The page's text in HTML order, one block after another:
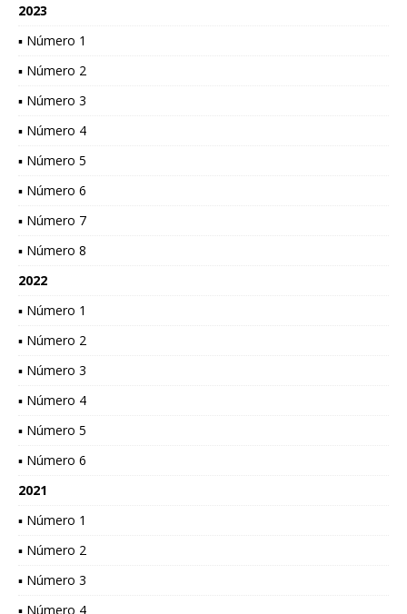
2023
▪ Número 1
▪ Número 2
▪ Número 3
▪ Número 4
▪ Número 5
▪ Número 6
▪ Número 7
▪ Número 8
2022
▪ Número 1
▪ Número 2
▪ Número 3
▪ Número 4
▪ Número 5
▪ Número 6
2021
▪ Número 1
▪ Número 2
▪ Número 3
▪ Número 4